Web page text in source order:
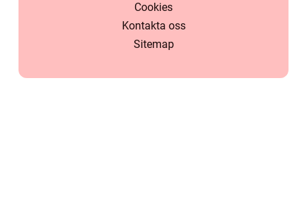
Cookies
Kontakta oss
Sitemap